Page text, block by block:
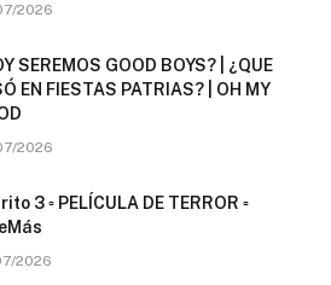
2026
SEREMOS GOOD BOYS? | ¿QUE
EN FIESTAS PATRIAS? | OH MY
2026
3 ▫️ PELÍCULA DE TERROR ▫️
2026